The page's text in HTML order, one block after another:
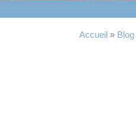
Accueil » Blog